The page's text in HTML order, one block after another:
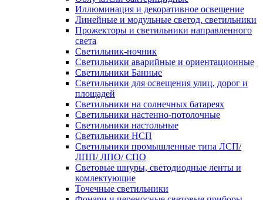
Иллюминация и декоративное освещение
Линейные и модульные светод. светильники
Прожекторы и светильники направленного
света
Светильник-ночник
Светильники аварийные и ориентационные
Светильники Банные
Светильники для освещения улиц, дорог и
площадей
Светильники на солнечных батареях
Светильники настенно-потолочные
Светильники настольные
Светильники НСП
Светильники промышленные типа ЛСП/
ЛПП/ ЛПО/ СПО
Световые шнуры, светодиодные ленты и
комлектующие
Точечные светильники